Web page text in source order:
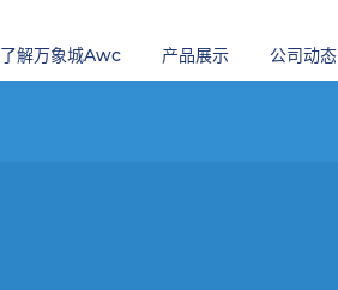
了解万象城awc 产品展示 公司动态